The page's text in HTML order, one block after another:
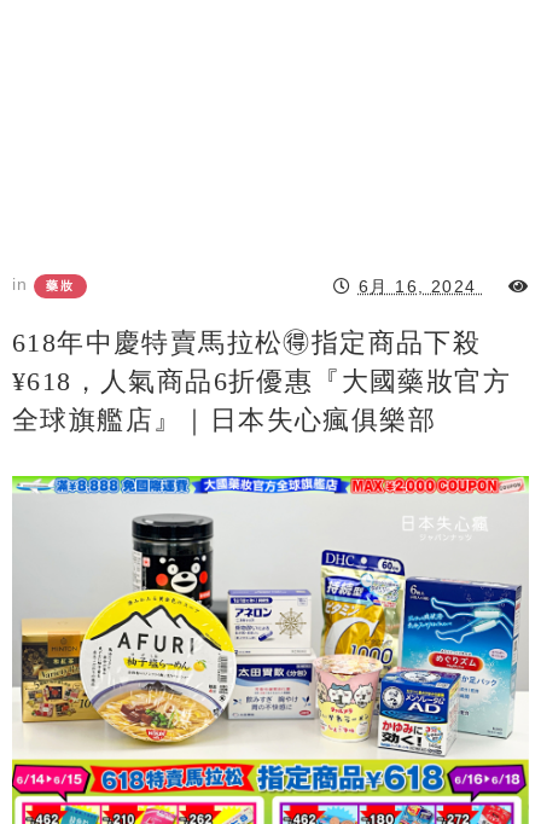
in 藥妝 6月 16, 2024
618年中慶特賣馬拉松🉐指定商品下殺
¥618，人氣商品6折優惠『大國藥妝官方
全球旗艦店』｜日本失心瘋俱樂部